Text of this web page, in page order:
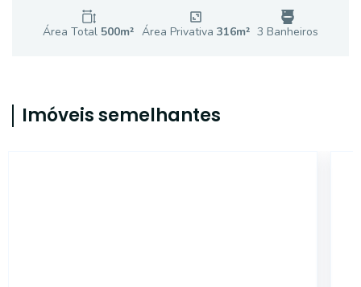
Área Total 500m² Área Privativa 316m² 3 Banheiros
Imóveis semelhantes